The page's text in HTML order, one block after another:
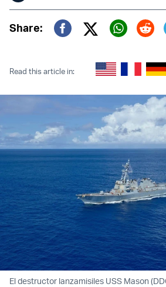
Share:
Twitter (X)
Read this article in:
El destructor lanzamisiles USS Mason